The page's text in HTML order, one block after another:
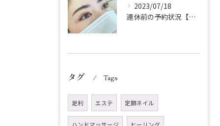
2023/07/18
連休前の予約状況【足利市loji】
タグ Tags
足利 エステ 定額ネイル
ハンドマッサージ ヒーリング